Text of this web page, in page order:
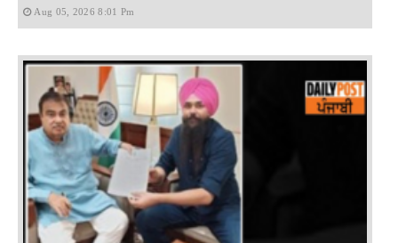
Aug 05, 2026 8:01 Pm